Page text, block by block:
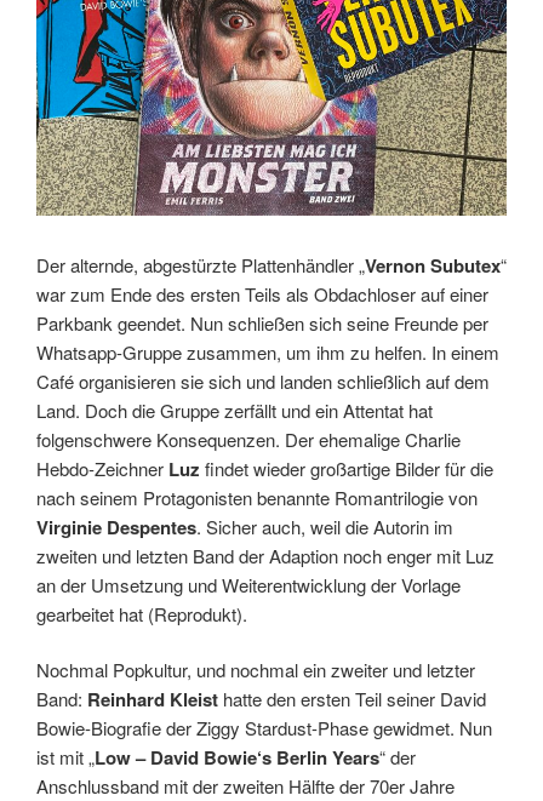
Der alternde, abgestürzte Plattenhändler „Vernon Subutex“
war zum Ende des ersten Teils als Obdachloser auf einer
Parkbank geendet. Nun schließen sich seine Freunde per
Whatsapp-Gruppe zusammen, um ihm zu helfen. In einem
Café organisieren sie sich und landen schließlich auf dem
Land. Doch die Gruppe zerfällt und ein Attentat hat
folgenschwere Konsequenzen. Der ehemalige Charlie
Hebdo-Zeichner Luz findet wieder großartige Bilder für die
nach seinem Protagonisten benannte Romantrilogie von
Virginie Despentes. Sicher auch, weil die Autorin im
zweiten und letzten Band der Adaption noch enger mit Luz
an der Umsetzung und Weiterentwicklung der Vorlage
gearbeitet hat (Reprodukt).
Nochmal Popkultur, und nochmal ein zweiter und letzter
Band: Reinhard Kleist hatte den ersten Teil seiner David
Bowie-Biografie der Ziggy Stardust-Phase gewidmet. Nun
ist mit „Low – David Bowie‘s Berlin Years“ der
Anschlussband mit der zweiten Hälfte der 70er Jahre